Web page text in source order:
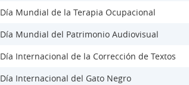
Día Mundial de la Terapia Ocupacional
Día Mundial del Patrimonio Audiovisual
Día Internacional de la Corrección de Textos
Día Internacional del Gato Negro